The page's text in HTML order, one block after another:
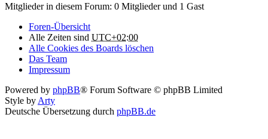
Mitglieder in diesem Forum: 0 Mitglieder und 1 Gast
Foren-Übersicht
Alle Zeiten sind UTC+02:00
Alle Cookies des Boards löschen
Das Team
Impressum
Powered by phpBB® Forum Software © phpBB Limited
Style by Arty
Deutsche Übersetzung durch phpBB.de